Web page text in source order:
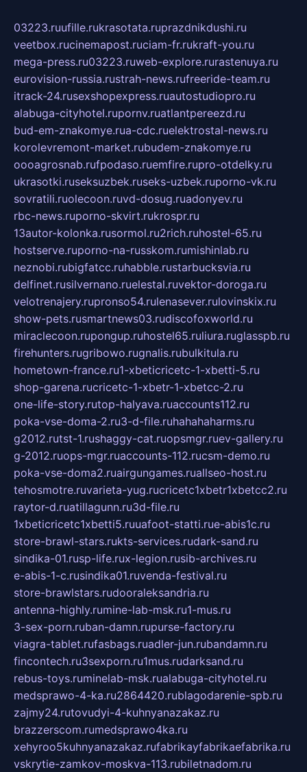
03223.ruufille.rukrasotata.ruprazdnikdushi.ru
veetbox.rucinemapost.ruciam-fr.rukraft-you.ru
mega-press.ru03223.ruweb-explore.rurastenuya.ru
eurovision-russia.rustrah-news.rufreeride-team.ru
itrack-24.rusexshopexpress.ruautostudiopro.ru
alabuga-cityhotel.rupornv.ruatlantpereezd.ru
bud-em-znakomye.rua-cdc.ruelektrostal-news.ru
korolevremont-market.rubudem-znakomye.ru
oooagrosnab.rufpodaso.ruemfire.rupro-otdelky.ru
ukrasotki.ruseksuzbek.ruseks-uzbek.ruporno-vk.ru
sovratili.ruolecoon.ruvd-dosug.ruadonyev.ru
rbc-news.ruporno-skvirt.rukrospr.ru
13autor-kolonka.rusormol.ru2rich.ruhostel-65.ru
hostserve.ruporno-na-russkom.rumishinlab.ru
neznobi.rubigfatcc.ruhabble.rustarbucksvia.ru
delfinet.rusilvernano.ruelestal.ruvektor-doroga.ru
velotrenajery.rupronso54.rulenasever.rulovinskix.ru
show-pets.rusmartnews03.rudiscofoxworld.ru
miraclecoon.rupongup.ruhostel65.ruliura.ruglasspb.ru
firehunters.rugribowo.rugnalis.rubulkitula.ru
hometown-france.ru1-xbeticricetc-1-xbetti-5.ru
shop-garena.rucricetc-1-xbetr-1-xbetcc-2.ru
one-life-story.rutop-halyava.ruaccounts112.ru
poka-vse-doma-2.ru3-d-file.ruhahahaharms.ru
g2012.rutst-1.rushaggy-cat.ruopsmgr.ruev-gallery.ru
g-2012.ruops-mgr.ruaccounts-112.rucsm-demo.ru
poka-vse-doma2.ruairgungames.ruallseo-host.ru
tehosmotre.ruvarieta-yug.rucricetc1xbetr1xbetcc2.ru
raytor-d.ruatillagunn.ru3d-file.ru
1xbeticricetc1xbetti5.ruuafoot-statti.rue-abis1c.ru
store-brawl-stars.rukts-services.rudark-sand.ru
sindika-01.rusp-life.rux-legion.rusib-archives.ru
e-abis-1-c.rusindika01.ruvenda-festival.ru
store-brawlstars.rudooraleksandria.ru
antenna-highly.rumine-lab-msk.ru1-mus.ru
3-sex-porn.ruban-damn.rupurse-factory.ru
viagra-tablet.rufasbags.ruadler-jun.rubandamn.ru
fincontech.ru3sexporn.ru1mus.rudarksand.ru
rebus-toys.ruminelab-msk.rualabuga-cityhotel.ru
medsprawo-4-ka.ru2864420.rublagodarenie-spb.ru
zajmy24.rutovudyi-4-kuhnyanazakaz.ru
brazzerscom.rumedsprawo4ka.ru
xehyroo5kuhnyanazakaz.rufabrikayfabrikaefabrika.ru
vskrytie-zamkov-moskva-113.rubiletnadom.ru